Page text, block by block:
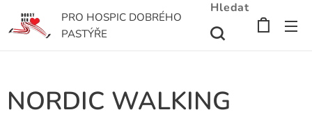
PRO HOSPIC DOBRÉHO
PASTÝŘE
Hledat
NORDIC WALKING